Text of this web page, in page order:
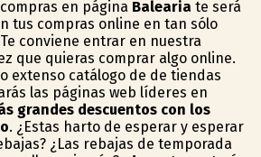
en página Balearia te será
tus compras online en tan sólo
conviene entrar en nuestra
que quieras comprar algo online.
extenso catálogo de de tiendas
las páginas web líderes en
grandes descuentos con los
. ¿Estas harto de esperar y esperar
¿Las rebajas de temporada